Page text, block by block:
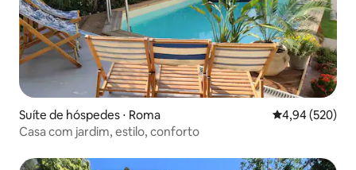
Suíte de hóspedes ⋅ Roma 4,94 de uma
4,94 (520)
Casa com jardim, estilo, conforto